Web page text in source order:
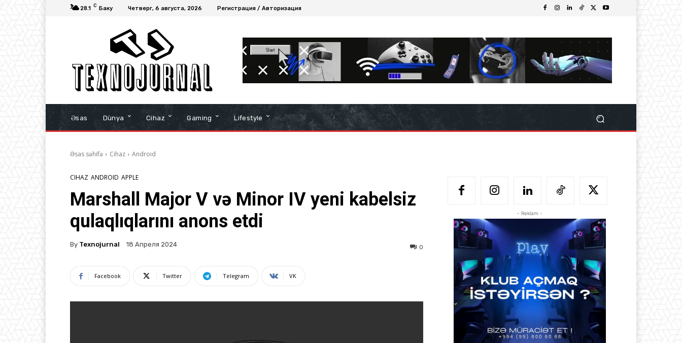
28.1 C Баку Четверг, 6 августа, 2026 Регистрация / Авторизация
Əsas Dünya Cihaz Gaming Lifestyle
Əsas səhifə Cihaz Android
CIHAZ ANDROID APPLE
Marshall Major V və Minor IV yeni kabelsiz
qulaqlıqlarını anons etdi
By Texnojurnal 18 Апреля 2024 0
Facebook Twitter Telegram VK
- Reklam -